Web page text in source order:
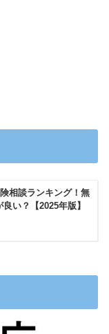
相談ランキング！無
い？【2025年版】